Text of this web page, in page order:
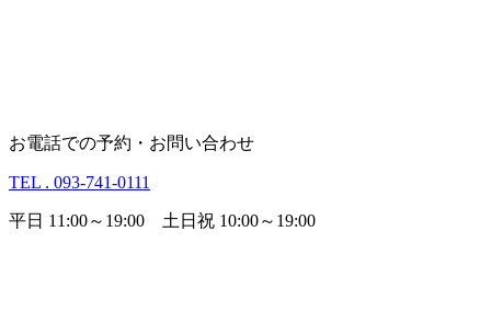
お電話での予約・お問い合わせ
TEL . 093-741-0111
平日 11:00～19:00 土日祝 10:00～19:00